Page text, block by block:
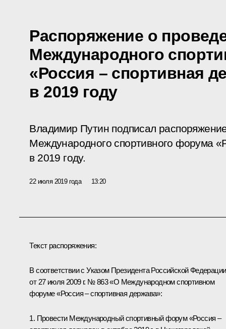
Распоряжение о
Международного
«Россия – спортивная
в 2019 году
Владимир Путин подписал
Международного спортивного форума
в 2019 году.
22 июля 2019 года 13:20
Текст распоряжения:
В соответствии с Указом Президента Российской Федерации
от 27 июля 2009 г. № 863 «О Международном спортивном
форуме «Россия – спортивная держава»:
1. Провести Международный спортивный форум «Россия –